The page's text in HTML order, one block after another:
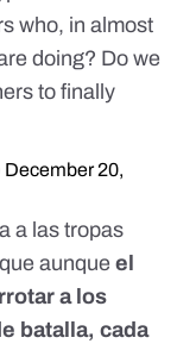
who, in almost
doing? Do we
to finally
December 20,
a las tropas
aunque el
a los
batalla, cada